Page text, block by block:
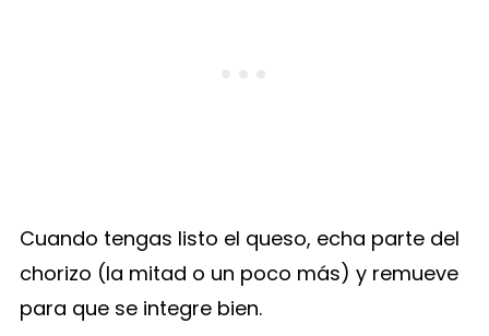
Cuando tengas listo el queso, echa parte del
chorizo (la mitad o un poco más) y remueve
para que se integre bien.